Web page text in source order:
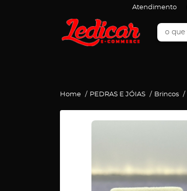
Atendimento
Home PEDRAS E JÓIAS Brincos